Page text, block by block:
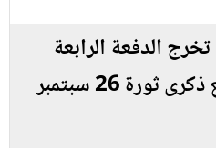
الدفعة الرابعة
"Winners" تزامناً مع ذكرى ثورة 26 سبتمبر